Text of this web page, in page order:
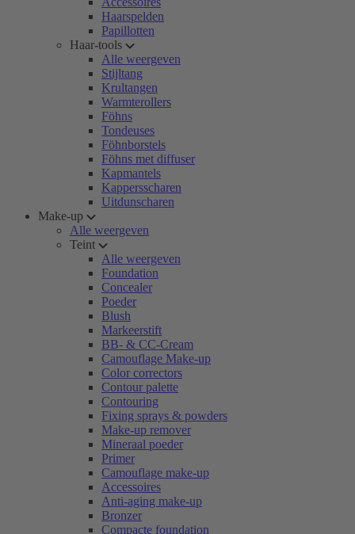
Haarspelden
Papillotten
Haar-tools
Alle weergeven
Stijltang
Krultangen
Warmterollers
Föhns
Tondeuses
Föhnborstels
Föhns met diffuser
Kapmantels
Kappersscharen
Uitdunscharen
Make-up
Alle weergeven
Teint
Alle weergeven
Foundation
Concealer
Poeder
Blush
Markeerstift
BB- & CC-Cream
Camouflage Make-up
Color correctors
Contour palette
Contouring
Fixing sprays & powders
Make-up remover
Mineraal poeder
Primer
Camouflage make-up
Accessoires
Anti-aging make-up
Bronzer
Compacte foundation